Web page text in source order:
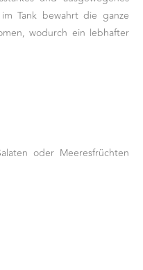
Tank bewahrt die ganze
wodurch ein lebhafter